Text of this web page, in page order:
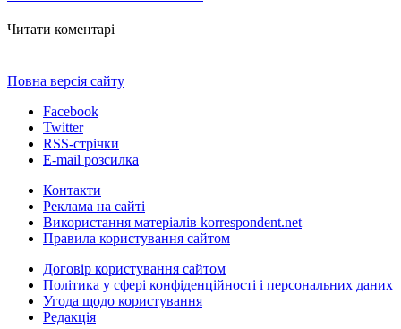
Читати коментарі
Повна версія сайту
Facebook
Twitter
RSS-стрічки
E-mail розсилка
Контакти
Реклама на сайті
Використання матеріалів korrespondent.net
Правила користування сайтом
Договір користування сайтом
Політика у сфері конфіденційності і персональних даних
Угода щодо користування
Редакція